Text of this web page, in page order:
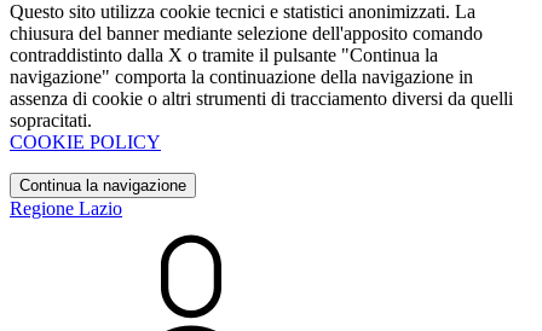
Questo sito utilizza cookie tecnici e statistici anonimizzati. La
chiusura del banner mediante selezione dell'apposito comando
contraddistinto dalla X o tramite il pulsante "Continua la
navigazione" comporta la continuazione della navigazione in
assenza di cookie o altri strumenti di tracciamento diversi da quelli
sopracitati.
COOKIE POLICY
Continua la navigazione
Regione Lazio